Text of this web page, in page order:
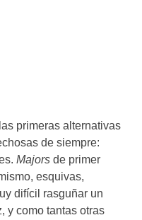
primeras alternativas
de siempre:
Majors de primer
esquivas,
difícil rasguñar un
y como tantas otras